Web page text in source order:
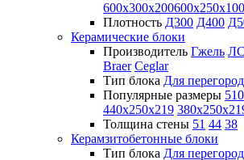
600х300х200600х250х100
Плотность Д300 Д400
Керамические блоки
Производитель Гжель
Braer Ceglar
Тип блока Для
Популярные размеры
440х250х219
Толщина стены 51 44 38
Керамзитобетонные блоки
Тип блока Для